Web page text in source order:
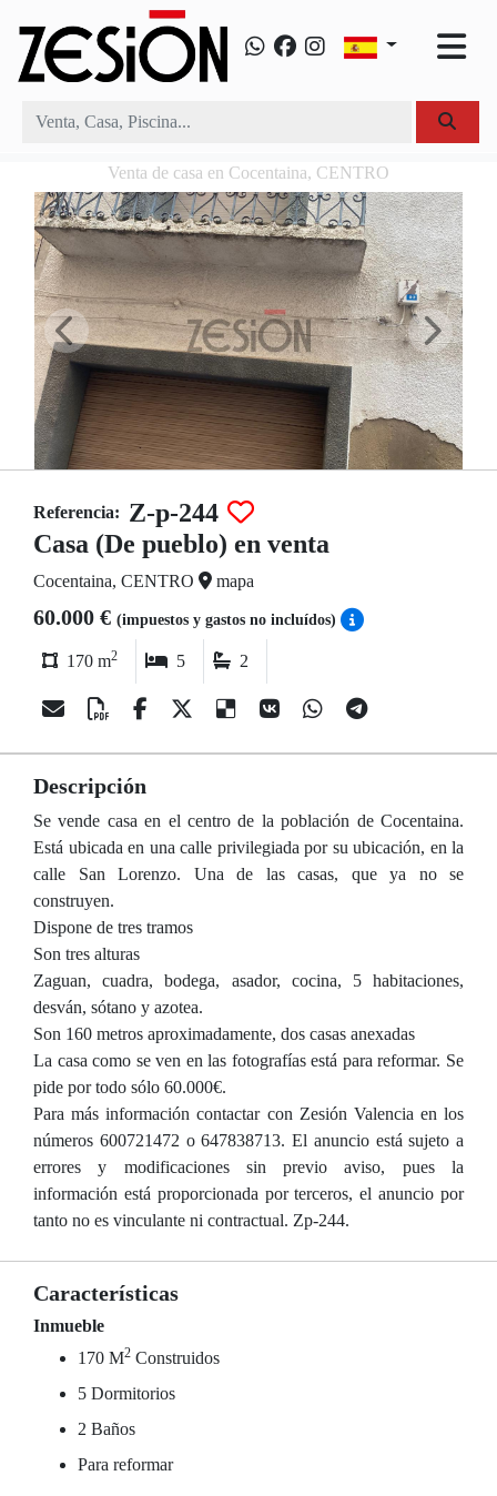
Venta de casa en Cocentaina, CENTRO
Referencia: Z-p-244
Casa (De pueblo) en venta
Cocentaina, CENTRO mapa
60.000 € (impuestos y gastos no incluídos)
170 m2 5 2
Descripción
Se vende casa en el centro de la población de Cocentaina.
Está ubicada en una calle privilegiada por su ubicación, en la
calle San Lorenzo. Una de las casas, que ya no se
construyen.
Dispone de tres tramos
Son tres alturas
Zaguan, cuadra, bodega, asador, cocina, 5 habitaciones,
desván, sótano y azotea.
Son 160 metros aproximadamente, dos casas anexadas
La casa como se ven en las fotografías está para reformar. Se
pide por todo sólo 60.000€.
Para más información contactar con Zesión Valencia en los
números 600721472 o 647838713. El anuncio está sujeto a
errores y modificaciones sin previo aviso, pues la
información está proporcionada por terceros, el anuncio por
tanto no es vinculante ni contractual. Zp-244.
Características
Inmueble
170 M2 Construidos
5 Dormitorios
2 Baños
Para reformar